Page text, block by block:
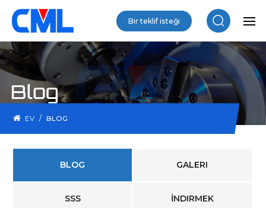
Bir teklif isteği
Blog
EV / BLOG
BLOG GALERI
SSS İNDIRMEK